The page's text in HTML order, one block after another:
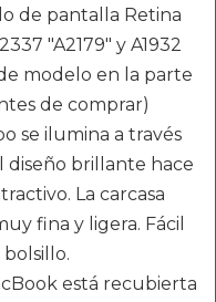
de pantalla Retina
"A2179" y A1932
modelo en la parte
de comprar)
se ilumina a través
diseño brillante hace
La carcasa
fina y ligera. Fácil
está recubierta